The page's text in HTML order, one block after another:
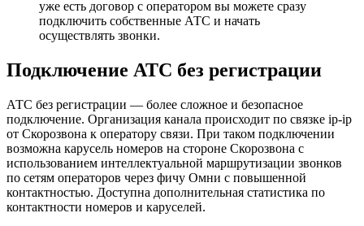
уже есть договор с оператором вы можете сразу
подключить собственные АТС и начать
осуществлять звонки.
Подключение АТС без регистрации
АТС без регистрации — более сложное и безопасное
подключение. Организация канала происходит по связке ip-ip
от Скорозвона к оператору связи. При таком подключении
возможна карусель номеров на стороне Скорозвона с
использованием интеллектуальной маршрутизации звонков
по сетям операторов через фичу Омни с повышенной
контактностью. Доступна дополнительная статистика по
контактности номеров и каруселей.